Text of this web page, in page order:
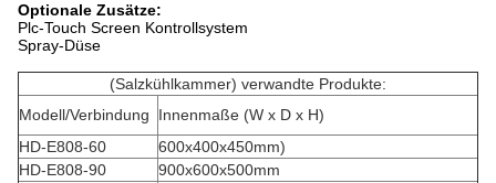
Optionale Zusätze:
Plc-Touch Screen Kontrollsystem
Spray-Düse
(Salzkühlkammer) verwandte Produkte:
Modell/Verbindung
Innenmaße (W x D x H)
HD-E808-60
600x400x450mm)
HD-E808-90
900x600x500mm